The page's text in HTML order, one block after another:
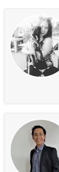
2026